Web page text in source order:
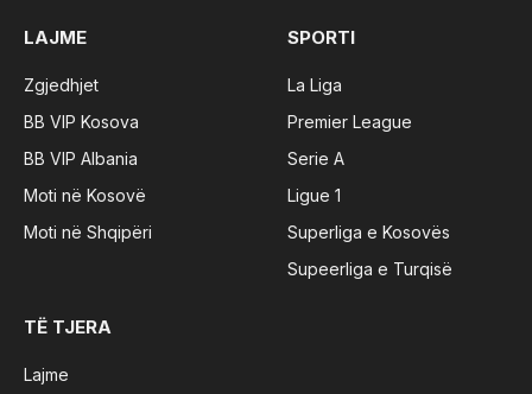
LAJME
Zgjedhjet
BB VIP Kosova
BB VIP Albania
Moti në Kosovë
Moti në Shqipëri
SPORTI
La Liga
Premier League
Serie A
Ligue 1
Superliga e Kosovës
Supeerliga e Turqisë
TË TJERA
Lajme